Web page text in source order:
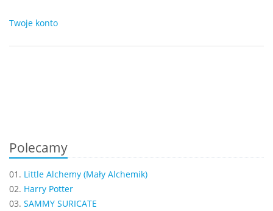
Twoje konto
Polecamy
01. Little Alchemy (Mały Alchemik)
02. Harry Potter
03. SAMMY SURICATE